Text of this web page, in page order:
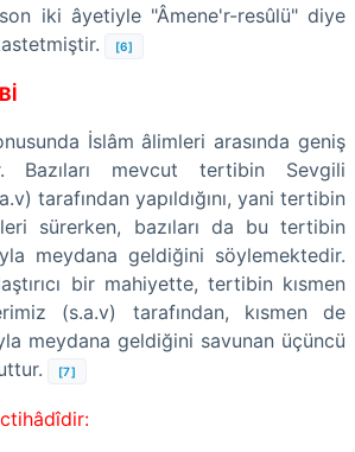
iki âyetiyle "Âmene'r-resûlü" diye
[6]
İslâm âlimleri arasında geniş
Bazıları mevcut tertibin Sevgili
tarafından yapıldığını, yani tertibin
sürerken, bazıları da bu tertibin
meydana geldiğini söylemektedir.
bir mahiyette, tertibin kısmen
(s.a.v) tarafından, kısmen de
meydana geldiğini savunan üçüncü
[7]